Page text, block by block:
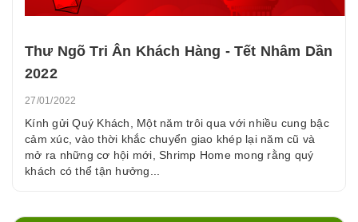
Thư Ngõ Tri Ân Khách Hàng - Tết Nhâm Dần
2022
27/01/2022
Kính gửi Quý Khách, Một năm trôi qua với nhiều cung bậc
cảm xúc, vào thời khắc chuyển giao khép lại năm cũ và
mở ra những cơ hội mới, Shrimp Home mong rằng quý
khách có thể tận hưởng...